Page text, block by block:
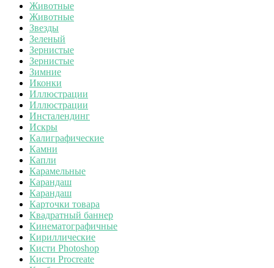
Животные
Животные
Звезды
Зеленый
Зернистые
Зернистые
Зимние
Иконки
Иллюстрации
Иллюстрации
Инсталендинг
Искры
Калиграфические
Камни
Капли
Карамельные
Карандаш
Карандаш
Карточки товара
Квадратный баннер
Кинематографичные
Кириллические
Кисти Photoshop
Кисти Procreate